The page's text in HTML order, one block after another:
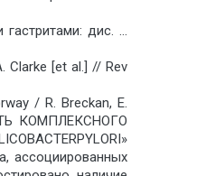
дис. …
Clarke [et al.] // Rev
/ R. Breckan, E.
КОМПЛЕКСНОГО
ассоциированных